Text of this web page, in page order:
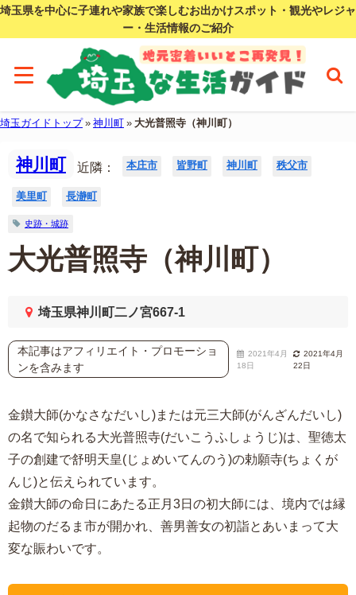
埼玉県を中心に子連れや家族で楽しむお出かけスポット・観光やレジャ
ー・生活情報のご紹介
埼玉ガイドトップ» 神川町 » 大光普照寺（神川町）
神川町 近隣： 本庄市 皆野町 神川町 秩父市
美里町 長瀞町
史跡・城跡
大光普照寺（神川町）
埼玉県神川町二ノ宮667-1
本記事はアフィリエイト・プロモーショ
ンを含みます
2021年4月
18日
2021年4月
22日
金鑚大師(かなさなだいし)または元三大師(がんざんだいし)
の名で知られる大光普照寺(だいこうふしょうじ)は、聖徳太
子の創建で舒明天皇(じょめいてんのう)の勅願寺(ちょくが
んじ)と伝えられています。
金鑚大師の命日にあたる正月3日の初大師には、境内では縁
起物のだるま市が開かれ、善男善女の初詣とあいまって大
変な賑わいです。